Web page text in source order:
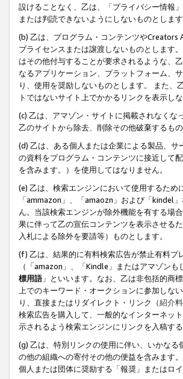
設けることなく、乙は、「プライバシー情報
または判読できないようにしないものとします
(b) 乙は、プログラム・コンテンツやCreators
ブライセンスまたは譲渡しないものとします
はその他付与することが要求されるような、
なるアプリケーション、プラットフォーム、
り、使用を奨励しないものとします。 また
トではないサイト上でかかるリンクを表示し
(c) 乙は、アマゾン・サイトに掲載されなく
乙のサイトから除去、削除その他破棄するもの
(d) 乙は、ある個人または企業による製品、
の資料をプログラム・コンテンツに接近して
を含みます。）を使用してはなりません。
(e) 乙は、検索エンジンにおいて使用するため
「ammazon」、「amaozn」および「kindel
ん。当該検索エンジンが除外機能を有する場
果に伴って乙の宣伝コンテンツを表示させる
入札による除外を要請等）ものとします。
(f) 乙は、結果的に有料検索広告が禁止有料プ
（「amazon」、「Kindle」またはアマゾン
標用語」といいます。なお、乙は非包括的商
上でのキーワード・オークションに参加しな
り、直接またはリダイレクト・リンク（紹介
検索広告を購入して、一般的なインターネッ
示されるよう検索エンジンにリンクを入稿する
(g) 乙は、特別リンクの使用に伴い、いかな
の他の組織への寄付その他の便益を含みます
個人または団体に奨励する「報奨」またはロ